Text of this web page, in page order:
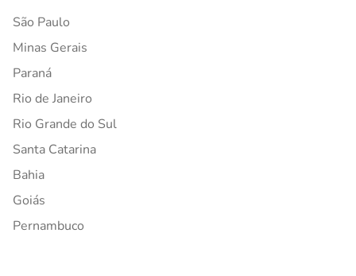
São Paulo
Minas Gerais
Paraná
Rio de Janeiro
Rio Grande do Sul
Santa Catarina
Bahia
Goiás
Pernambuco